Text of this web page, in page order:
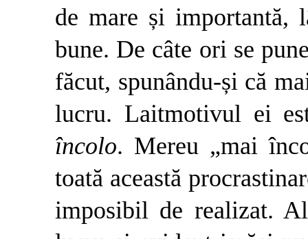
de mare și importantă,
bune. De câte ori se
făcut, spunându-și că
lucru. Laitmotivul ei
încolo. Mereu „mai
toată această
imposibil de realizat.